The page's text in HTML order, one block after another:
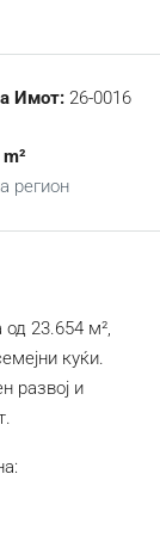
Имот: 26-0016
регион
23.654 м²,
куќи.
развој и